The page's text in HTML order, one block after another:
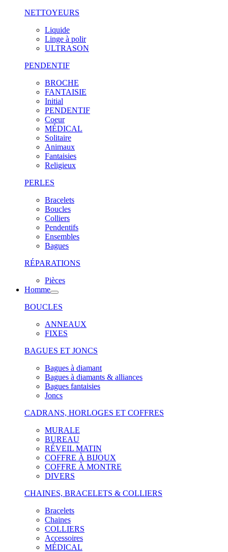
NETTOYEURS
Liquide
Linge à polir
ULTRASON
PENDENTIF
BROCHE
FANTAISIE
Initial
PENDENTIF
Coeur
MÉDICAL
Solitaire
Animaux
Fantaisies
Religieux
PERLES
Bracelets
Boucles
Colliers
Pendentifs
Ensembles
Bagues
RÉPARATIONS
Pièces
Homme
BOUCLES
ANNEAUX
FIXES
BAGUES ET JONCS
Bagues à diamant
Bagues à diamants & alliances
Bagues fantaisies
Joncs
CADRANS, HORLOGES ET COFFRES
MURALE
BUREAU
RÉVEIL MATIN
COFFRE À BIJOUX
COFFRE À MONTRE
DIVERS
CHAINES, BRACELETS & COLLIERS
Bracelets
Chaines
COLLIERS
Accessoires
MÉDICAL